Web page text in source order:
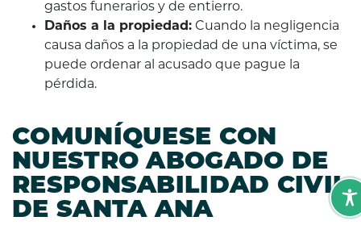
gastos funerarios y de entierro.
Daños a la propiedad: Cuando la negligencia
causa daños a la propiedad de una víctima, se
puede ordenar al acusado que pague la
pérdida.
COMUNÍQUESE CON
NUESTRO ABOGADO DE
RESPONSABILIDAD CIVIL
DE SANTA ANA